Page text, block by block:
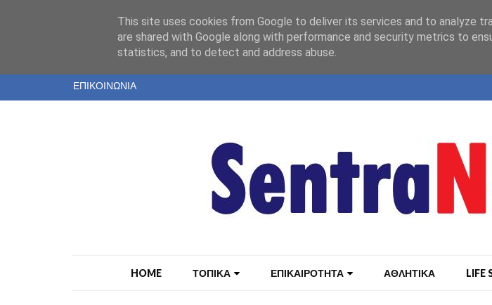
ΤΑΥΤΟΤΗΤΑ
ΕΝΤΥΠΗ ΕΚΔΟΣΗ
ΕΠΙΚΟΙΝΩΝΙΑ
HOME ΤΟΠΙΚΑ ΕΠΙΚΑΙΡΟΤΗΤΑ ΑΘΛΗΤΙΚΑ LIFE
This site uses cookies from Google to deliver its services and to analyze
are shared with Google along with performance and security metrics to
statistics, and to detect and address abuse.